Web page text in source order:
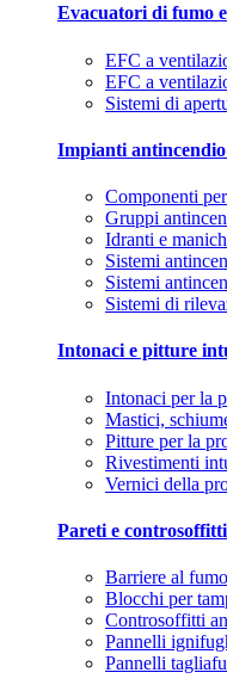
Evacuatori di fumo
EFC a
EFC a
Sistemi di
Impianti
Componenti
Gruppi
Idranti e
Sistemi
Sistemi
Sistemi di
Intonaci e pitture
Intonaci per la
Mastici,
Pitture per la
Rivestimenti
Vernici della
Pareti e
Barriere al fumo
Blocchi per
Controsoffitti
Pannelli
Pannelli